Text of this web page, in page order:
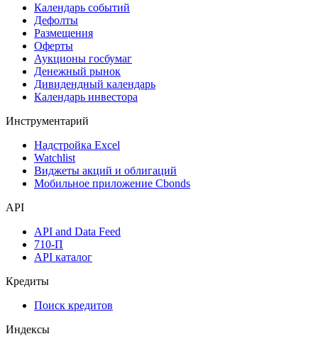
Календарь событий
Дефолты
Размещения
Оферты
Аукционы госбумаг
Денежный рынок
Дивидендный календарь
Календарь инвестора
Инструментарий
Надстройка Excel
Watchlist
Виджеты акций и облигаций
Мобильное приложение Cbonds
API
API and Data Feed
710-П
API каталог
Кредиты
Поиск кредитов
Индексы